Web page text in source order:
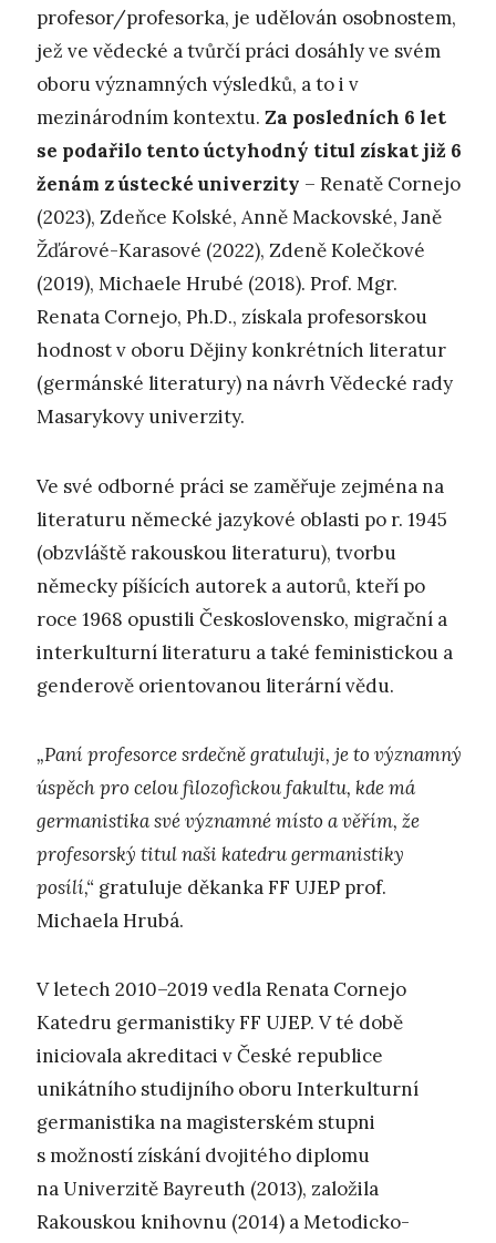
profesor/profesorka, je udělován osobnostem,
jež ve vědecké a tvůrčí práci dosáhly ve svém
oboru významných výsledků, a to i v
mezinárodním kontextu. Za posledních 6 let
se podařilo tento úctyhodný titul získat již 6
ženám z ústecké univerzity – Renatě Cornejo
(2023), Zdeňce Kolské, Anně Mackovské, Janě
Žďárové-Karasové (2022), Zdeně Kolečkové
(2019), Michaele Hrubé (2018). Prof. Mgr.
Renata Cornejo, Ph.D., získala profesorskou
hodnost v oboru Dějiny konkrétních literatur
(germánské literatury) na návrh Vědecké rady
Masarykovy univerzity.
Ve své odborné práci se zaměřuje zejména na
literaturu německé jazykové oblasti po r. 1945
(obzvláště rakouskou literaturu), tvorbu
německy píšících autorek a autorů, kteří po
roce 1968 opustili Československo, migrační a
interkulturní literaturu a také feministickou a
genderově orientovanou literární vědu.
„Paní profesorce srdečně gratuluji, je to významný
úspěch pro celou filozofickou fakultu, kde má
germanistika své významné místo a věřím, že
profesorský titul naši katedru germanistiky
posílí,“ gratuluje děkanka FF UJEP prof.
Michaela Hrubá.
V letech 2010–2019 vedla Renata Cornejo
Katedru germanistiky FF UJEP. V té době
iniciovala akreditaci v České republice
unikátního studijního oboru Interkulturní
germanistika na magisterském stupni
s možností získání dvojitého diplomu
na Univerzitě Bayreuth (2013), založila
Rakouskou knihovnu (2014) a Metodicko-